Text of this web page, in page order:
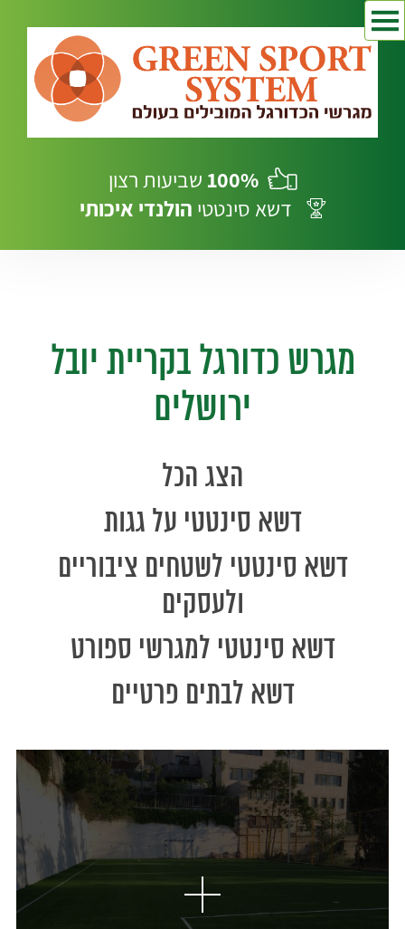
100% שביעות רצון
דשא סינטטי הולנדי איכותי
מגרש כדורגל בקריית יובל
ירושלים
הצג הכל
דשא סינטטי על גגות
דשא סינטטי לשטחים ציבוריים
ולעסקים
דשא סינטטי למגרשי ספורט
דשא לבתים פרטיים